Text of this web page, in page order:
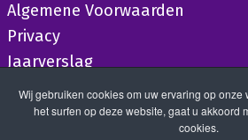
Algemene Voorwaarden
Privacy
Jaarverslag
Wij gebruiken cookies om uw ervaring op onze
het surfen op deze website, gaat u akkoord
cookies.